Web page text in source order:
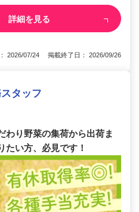
詳細を見る
2026/07/24 掲載終了日： 2026/09/26
タッフ
わり野菜の集荷から出荷ま
たい方、必見です！